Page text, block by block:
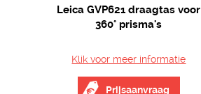
Leica GVP621 draagtas voor
360° prisma's
Klik voor meer informatie
Prijsaanvraag